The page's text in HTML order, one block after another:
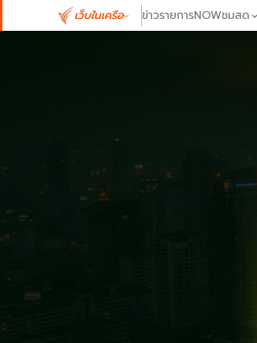
ไป
เว็บในเครือ ข่าวรายการNOWชมสด